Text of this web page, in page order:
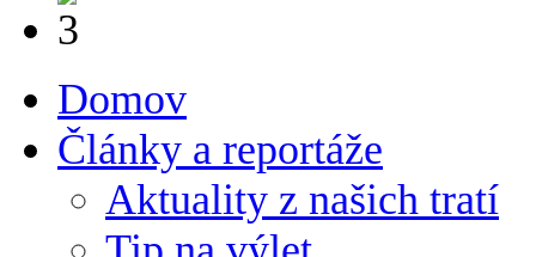
Domov
Články a reportáže
Aktuality z našich tratí